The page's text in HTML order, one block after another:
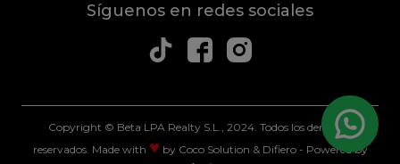
Síguenos en redes sociales
Copyright © Beta LPA Realty S.L., 2024. Todos los derechos
reservados. Made with ♥ by Coco Solution & Difiero- Powered by